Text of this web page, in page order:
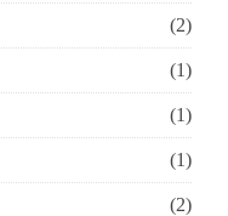
(2)
(1)
(1)
(1)
(2)